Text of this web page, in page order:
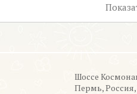
Шоссе
Пермь, Россия,